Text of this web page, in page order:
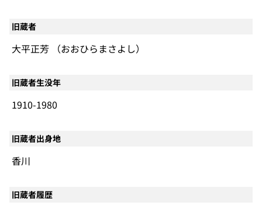
旧蔵者
大平正芳 （おおひらまさよし）
旧蔵者生没年
1910-1980
旧蔵者出身地
香川
旧蔵者履歴